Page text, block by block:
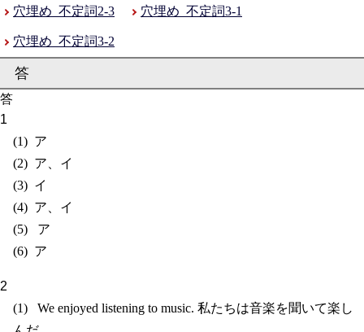
穴埋め_不定詞2-3 穴埋め_不定詞3-1
穴埋め_不定詞3-2
答
ア
ア、イ
イ
ア、イ
ア
ア
We enjoyed listening to music. 私たちは音楽を聞いて楽し